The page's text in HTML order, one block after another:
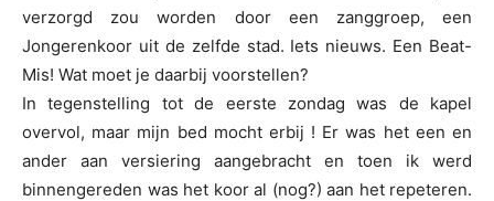
verzorgd zou worden door een zanggroep, een
Jongerenkoor uit de zelfde stad. Iets nieuws. Een Beat-
Mis! Wat moet je daarbij voorstellen?
In tegenstelling tot de eerste zondag was de kapel
overvol, maar mijn bed mocht erbij ! Er was het een en
ander aan versiering aangebracht en toen ik werd
binnengereden was het koor al (nog?) aan het repeteren.